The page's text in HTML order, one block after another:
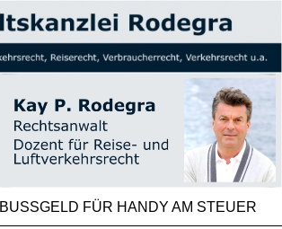
BUSSGELD FÜR HANDY AM STEUER